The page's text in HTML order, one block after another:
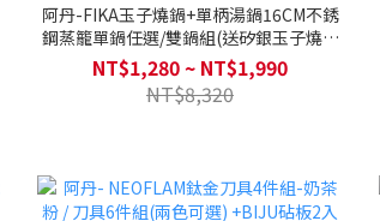
阿丹-FIKA玉子燒鍋+單柄湯鍋16CM不銹
鋼蒸籠單鍋任選/雙鍋組(送矽銀玉子燒鍋
鏟25公分-FIKA)
NT$1,280 ~ NT$1,990
NT$8,320